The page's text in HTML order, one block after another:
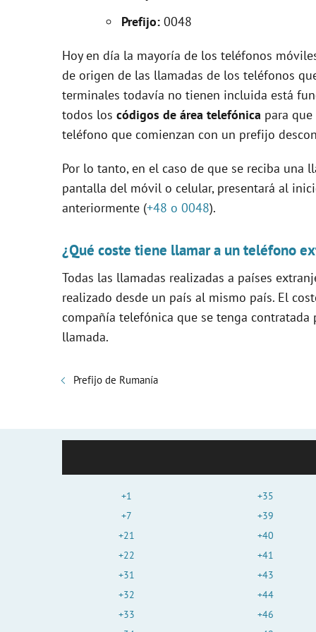
d
e
o
Prefijo: 0048
Hoy en día la mayoría de los teléfonos
de origen de las llamadas de los teléfonos
terminales todavía no tienen incluida está
todos los códigos de área telefónica para
teléfono que comienzan con un prefijo
Por lo tanto, en el caso de que se reciba una
pantalla del móvil o celular, presentará al
anteriormente (+48 o 0048).
¿Qué coste tiene llamar a un teléfono
Todas las llamadas realizadas a países
realizado desde un país al mismo país. El
compañía telefónica que se tenga
llamada.
Prefijo de Rumanía
+1
+7
+21
+22
+31
+32
+33
+35
+39
+40
+41
+43
+44
+46